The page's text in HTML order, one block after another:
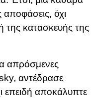
αποφάσεις, όχι
της κατασκευής της
απρόσμενες
, αντέδρασε
επειδή αποκάλυπτε